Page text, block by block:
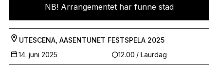
NB! Arrangementet har funne stad
UTESCENA, AASENTUNET FESTSPELA 2025
14. juni 2025
12.00 / Laurdag